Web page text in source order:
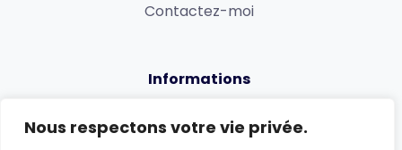
Nous respectons votre vie privée.
Contactez-moi
Informations
Politique de confidentialité